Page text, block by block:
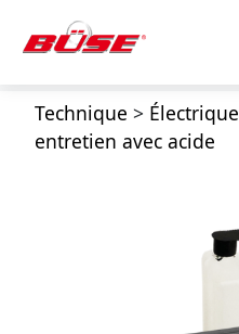
Technique > Électrique
entretien avec acide